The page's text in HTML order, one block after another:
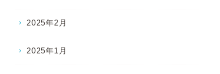
2025年2月
2025年1月